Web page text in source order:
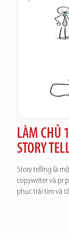
LÀM CHỦ
STORY
Story telling là
copywriter và pr
phục trái tim và